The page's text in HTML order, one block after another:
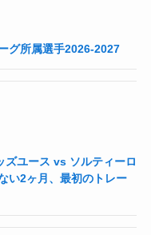
グ所属選手2026-2027
ズユース vs ソルティーロ
い2ヶ月、最初のトレー